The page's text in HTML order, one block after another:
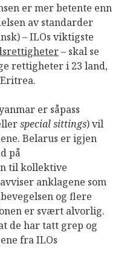
er mer betente enn
av standarder
– ILOs viktigste
– skal se
rettigheter i 23 land,
er såpass
special sittings) vil
Belarus er igjen
på
til kollektive
anklagene som
og flere
er svært alvorlig.
de har tatt grep og
fra ILOs